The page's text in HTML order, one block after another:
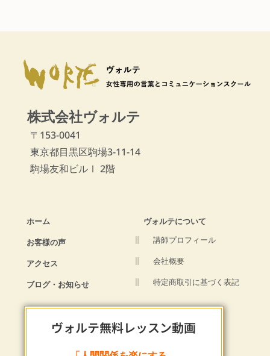
株式会社ヴォルテ
〒153-0041
東京都目黒区駒場3-11-14
駒場友和ビルⅠ 2階
ホーム
お客様の声
アクセス
ブログ・お知らせ
ヴォルテについて
講師プロフィール
会社概要
特定商取引に基づく表記
ヴォルテ無料レッスン動画